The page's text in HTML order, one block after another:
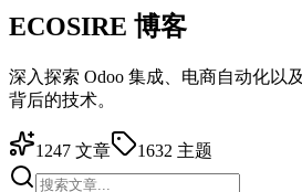
ECOSIRE 博客
深入探索 Odoo 集成、电商自动化以
背后的技术。
1247 文章 1632 主题